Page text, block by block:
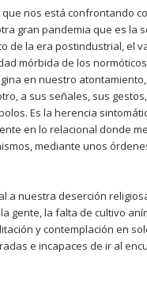
nos está confrontando
gran pandemia que es la
de la era postindustrial, el
mórbida de los
en nuestro
a sus señales, sus
Es la herencia
en lo relacional donde
mediante unos
a nuestra deserción
gente, la falta de cultivo
y contemplación en
e incapaces de ir al